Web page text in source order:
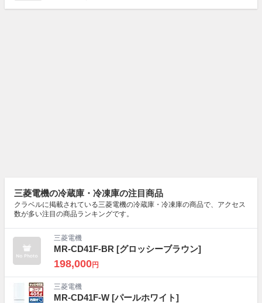
三菱電機の冷蔵庫・冷凍庫の注目商品
クラベルに掲載されている三菱電機の冷蔵庫・冷凍庫の商品で、アクセス
数が多い注目の商品ランキングです。
三菱電機
MR-CD41F-BR [グロッシーブラウン]
198,000円
三菱電機
MR-CD41F-W [パールホワイト]